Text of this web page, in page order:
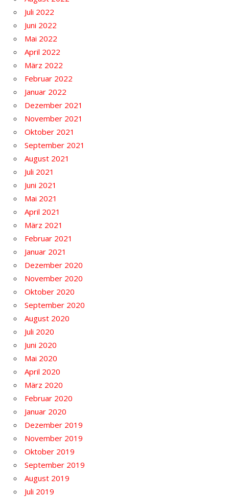
Juli 2022
Juni 2022
Mai 2022
April 2022
März 2022
Februar 2022
Januar 2022
Dezember 2021
November 2021
Oktober 2021
September 2021
August 2021
Juli 2021
Juni 2021
Mai 2021
April 2021
März 2021
Februar 2021
Januar 2021
Dezember 2020
November 2020
Oktober 2020
September 2020
August 2020
Juli 2020
Juni 2020
Mai 2020
April 2020
März 2020
Februar 2020
Januar 2020
Dezember 2019
November 2019
Oktober 2019
September 2019
August 2019
Juli 2019